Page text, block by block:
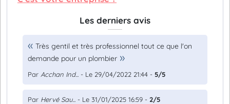
Les derniers avis
Très gentil et très professionnel tout ce que l'on
demande pour un plombier
Par Acchan Ind... - Le 29/04/2022 21:44 - 5/5
Par Hervé Sau... - Le 31/01/2025 16:59 - 2/5